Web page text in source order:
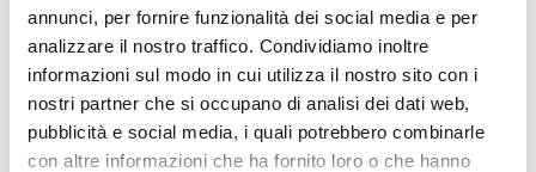
annunci, per fornire funzionalità dei social media e per
analizzare il nostro traffico. Condividiamo inoltre
informazioni sul modo in cui utilizza il nostro sito con i
nostri partner che si occupano di analisi dei dati web,
pubblicità e social media, i quali potrebbero combinarle
con altre informazioni che ha fornito loro o che hanno
ALLEGATO FISCALE ALLE LINEE GUIDA
MATERIA DI COLLABORAZIONI SCIENTIFICHE
TRA ATENEO E AZIENDE